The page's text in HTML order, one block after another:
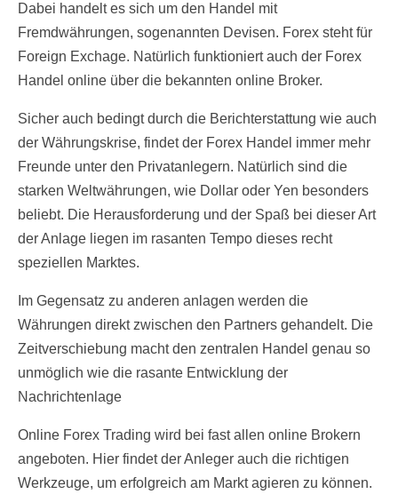
Dabei handelt es sich um den Handel mit
Fremdwährungen, sogenannten Devisen. Forex steht für
Foreign Exchage. Natürlich funktioniert auch der Forex
Handel online über die bekannten online Broker.
Sicher auch bedingt durch die Berichterstattung wie auch
der Währungskrise, findet der Forex Handel immer mehr
Freunde unter den Privatanlegern. Natürlich sind die
starken Weltwährungen, wie Dollar oder Yen besonders
beliebt. Die Herausforderung und der Spaß bei dieser Art
der Anlage liegen im rasanten Tempo dieses recht
speziellen Marktes.
Im Gegensatz zu anderen anlagen werden die
Währungen direkt zwischen den Partners gehandelt. Die
Zeitverschiebung macht den zentralen Handel genau so
unmöglich wie die rasante Entwicklung der
Nachrichtenlage
Online Forex Trading wird bei fast allen online Brokern
angeboten. Hier findet der Anleger auch die richtigen
Werkzeuge, um erfolgreich am Markt agieren zu können.